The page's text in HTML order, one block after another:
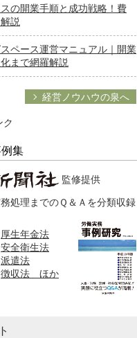
の開業手順と成功戦略！費
説
ペース運営マニュアル｜開業
まで網羅解説
経営ノウハウの泉へ
ク
集
監修提供
処理までのＱ＆Ａを分類収録
厚生年金法
安全衛生法
派遣法
徴収法 ほか